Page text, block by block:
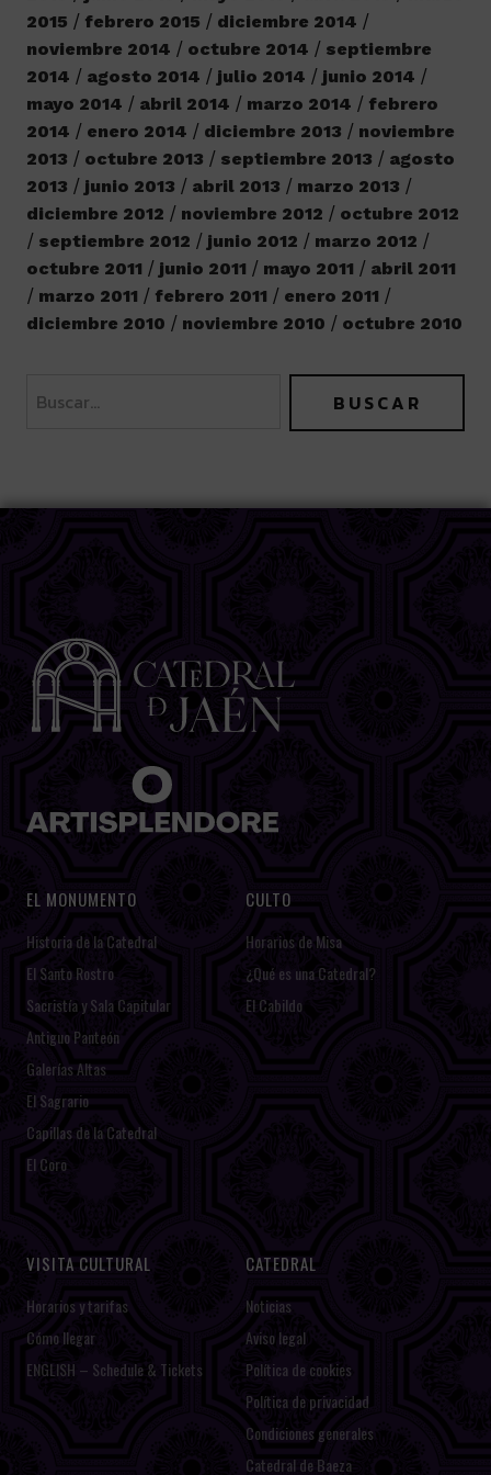
2015
febrero 2015
diciembre 2014
noviembre 2014
octubre 2014
septiembre
2014
agosto 2014 julio 2014
junio 2014
mayo 2014
abril 2014 marzo 2014
febrero
2014
enero 2014 diciembre 2013
noviembre
2013
octubre 2013 septiembre 2013
agosto
2013
junio 2013 abril 2013
marzo 2013
diciembre 2012
noviembre 2012
octubre 2012
septiembre 2012
junio 2012
marzo 2012
octubre 2011
junio 2011 mayo 2011
abril 2011
marzo 2011
febrero 2011
enero 2011
diciembre 2010
noviembre 2010 octubre 2010
EL MONUMENTO
Historia de la Catedral
El Santo Rostro
Sacristía y Sala Capitular
Antiguo Panteón
Galerías Altas
El Sagrario
Capillas de la Catedral
El Coro
CULTO
Horarios de Misa
¿Qué es una Catedral?
El Cabildo
VISITA CULTURAL
Horarios y tarifas
Cómo llegar
ENGLISH – Schedule & Tickets
CATEDRAL
Noticias
Aviso legal
Política de cookies
Política de privacidad
Condiciones generales
Catedral de Baeza